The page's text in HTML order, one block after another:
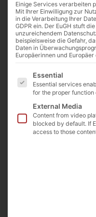
Einige Services verarbeiten
Mit Ihrer Einwilligung zur
in die Verarbeitung Ihrer
GDPR ein. Der EuGH stuft
unzureichendem
beispielsweise die Gefahr,
Daten in
Europäerinnen und
Es folgt eine Liste
Essential
Essential services
for the proper function
External Media
Content from video
blocked by default. If
access to those